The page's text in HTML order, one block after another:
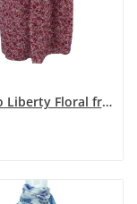
Pañuelo Liberty Floral frambuesa fucsia